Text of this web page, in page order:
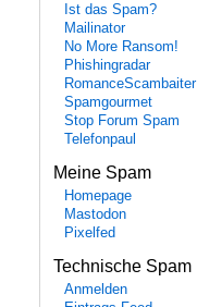
Ist das Spam?
Mailinator
No More Ransom!
Phishingradar
RomanceScambaiter
Spamgourmet
Stop Forum Spam
Telefonpaul
Meine Spam
Homepage
Mastodon
Pixelfed
Technische Spam
Anmelden